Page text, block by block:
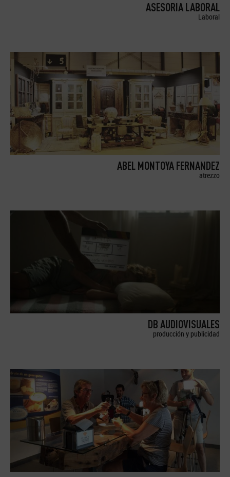
ASESORIA LABORAL
Laboral
ABEL MONTOYA FERNANDEZ
atrezzo
DB AUDIOVISUALES
producción y publicidad